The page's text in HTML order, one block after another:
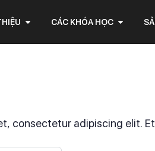
CÁC KHÓA HỌC
consectetur adipiscing elit.